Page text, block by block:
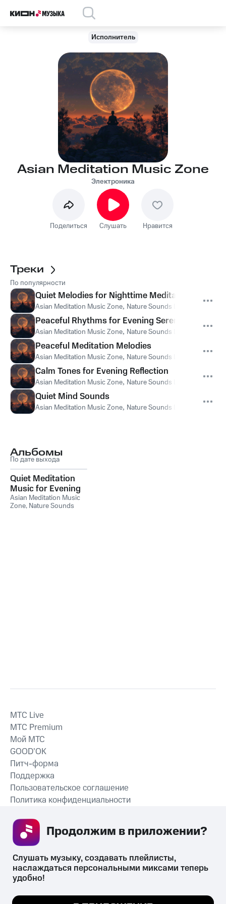
Исполнитель
Asian Meditation Music Zone
Электроника
Поделиться Слушать Нравится
Треки
По популярности
Quiet Melodies for Nighttime Meditation
Asian Meditation Music Zone, Nature Sounds Like Freedom
Peaceful Rhythms for Evening Serenity
Asian Meditation Music Zone, Nature Sounds Like Freedom
Peaceful Meditation Melodies
Asian Meditation Music Zone, Nature Sounds Like Freedom
Calm Tones for Evening Reflection
Asian Meditation Music Zone, Nature Sounds Like Freedom
Quiet Mind Sounds
Asian Meditation Music Zone, Nature Sounds Like Freedom
Альбомы
По дате выхода
Quiet Meditation
Music for Evening
Asian Meditation Music
Zone, Nature Sounds
СКАЧАТЬ ПРИЛОЖЕНИЕ
MTС Live
MTС Premium
Мой МТС
GOOD’OK
Питч-форма
Поддержка
Пользовательское соглашение
Политика конфиденциальности
психотропных веществ, их аналогов причиняет вред здоровью,
Мы используем куки, чтобы на сайте все
Слушать музыку, создавать плейлисты,
наслаждаться персональными миксами теперь
удобно!